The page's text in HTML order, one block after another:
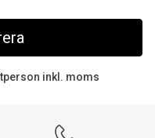
inkl. moms